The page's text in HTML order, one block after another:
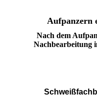
Aufpanzern
Nach dem
Nachbearbeitung